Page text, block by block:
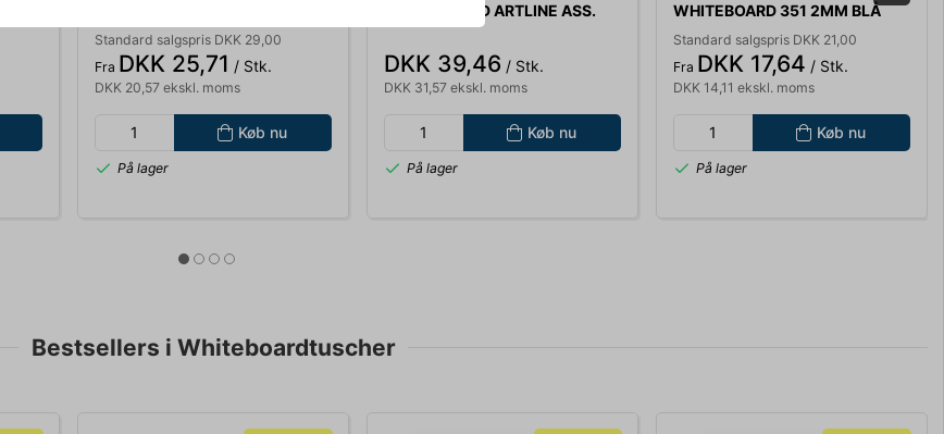
301-5
Standard salgspris DKK 29,00
Fra DKK 25,71 / Stk.
DKK 20,57 ekskl. moms
Køb nu
På lager
WHITE BOARD ARTLINE ASS.
FARVER
DKK 39,46 / Stk.
DKK 31,57 ekskl. moms
Køb nu
På lager
WHITEBOARD 351 2MM BLÅ
Standard salgspris DKK 21,00
Fra DKK 17,64 / Stk.
DKK 14,11 ekskl. moms
Køb nu
På lager
Bestsellers i Whiteboardtuscher